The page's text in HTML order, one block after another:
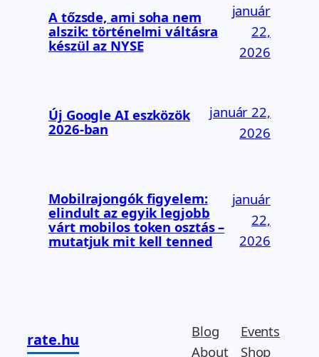
A tőzsde, ami soha nem
alszik: történelmi váltásra
készül az NYSE
január
22,
2026
Új Google AI eszközök
2026-ban
január 22,
2026
Mobilrajongók figyelem:
elindult az egyik legjobb
várt mobilos token osztás –
mutatjuk mit kell tenned
január
22,
2026
rate.hu
Blog
About
Events
Shop